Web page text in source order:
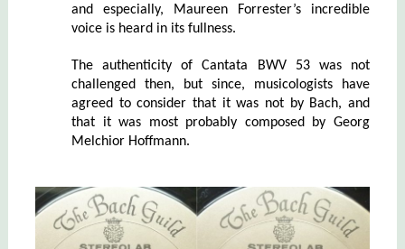
and especially, Maureen Forrester’s incredible
voice is heard in its fullness.
The authenticity of Cantata BWV 53 was not
challenged then, but since, musicologists have
agreed to consider that it was not by Bach, and
that it was most probably composed by Georg
Melchior Hoffmann.